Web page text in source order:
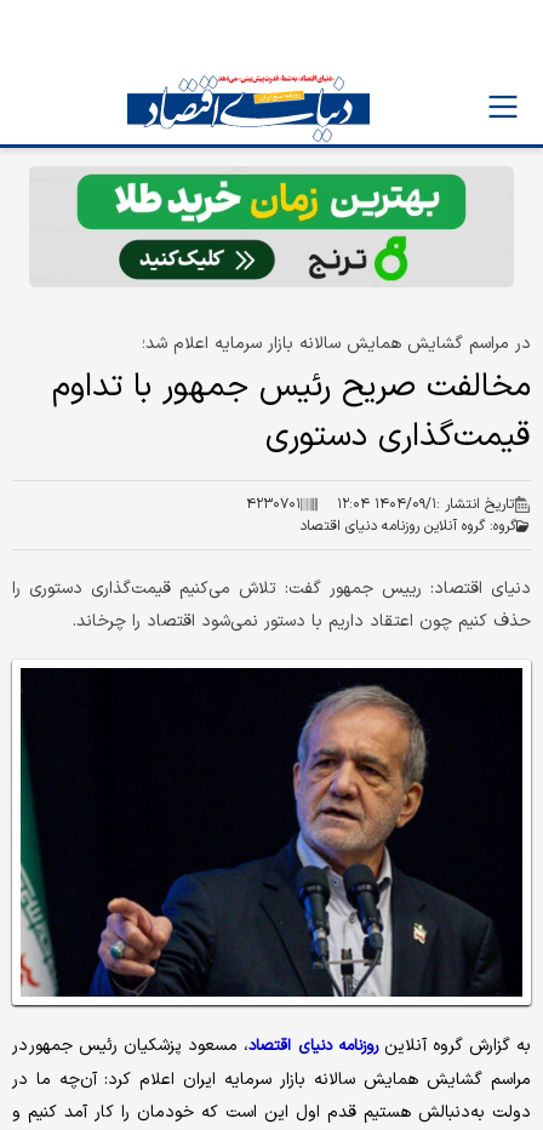
در مراسم گشایش همایش سالانه بازار سرمایه اعلام شد؛
مخالفت صریح رئیس جمهور با تداوم
قیمت‌گذاری دستوری
تاریخ انتشار :۱۴۰۴/۰۹/۱ ۱۲:۰۴
۴۲۳۰۷۰۱
گروه: گروه آنلاین روزنامه دنیای اقتصاد
دنیای اقتصاد: رییس جمهور گفت: تلاش می‌کنیم قیمت‌گذاری دستوری را
حذف کنیم چون اعتقاد داریم با دستور نمی‌شود اقتصاد را چرخاند.
به گزارش گروه آنلاینروزنامه دنیای اقتصاد، مسعود پزشکیان رئیس جمهور در
مراسم گشایش همایش سالانه بازار سرمایه ایران اعلام کرد: آن‌چه ما در
دولت به‌دنبالش هستیم قدم اول این است که خودمان را کار آمد کنیم و